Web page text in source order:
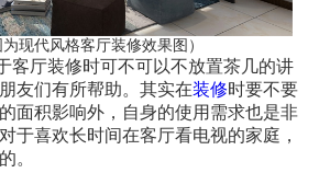
为现代风格客厅装修效果图）
客厅装修时可不可以不放置茶几的讲
友们有所帮助。其实在装修时要不要
面积影响外，自身的使用需求也是非
于喜欢长时间在客厅看电视的家庭，
。